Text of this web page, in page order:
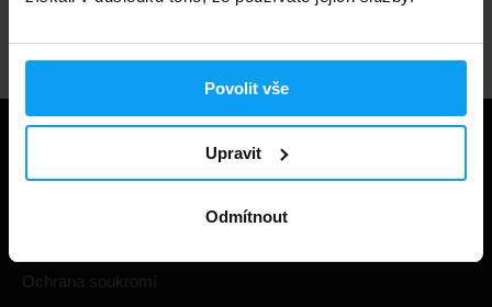
Povolit vše
Upravit
Odmítnout
Užitečné informace
Ochrana soukromí